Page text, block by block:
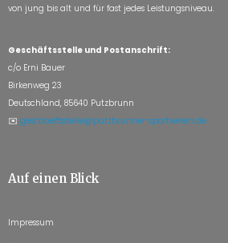
von jung bis alt und für fast jedes Leistungsniveau.
Geschäftsstelle und Postanschrift:
c/o Erni Bauer
Birkenweg 23
Deutschland, 85640 Putzbrunn
✉️ geschaeftsstelle@putzbrunner-sportverein.de
Auf einen Blick
Impressum